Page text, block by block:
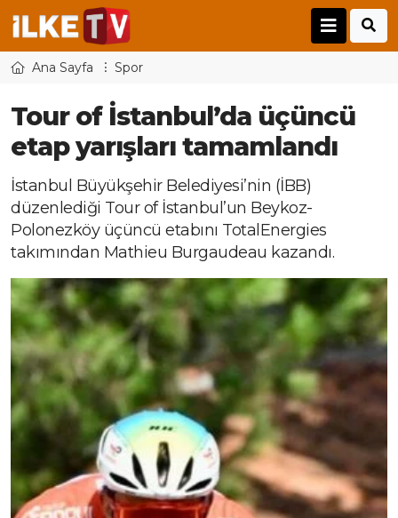
Ana Sayfa Spor
Tour of İstanbul’da üçüncü
etap yarışları tamamlandı
İstanbul Büyükşehir Belediyesi’nin (İBB)
düzenlediği Tour of İstanbul’un Beykoz-
Polonezköy üçüncü etabını TotalEnergies
takımından Mathieu Burgaudeau kazandı.